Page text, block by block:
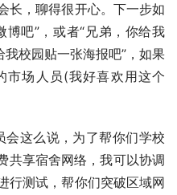
长，聊得很开心。下一步如
吧”，或者“兄弟，你给我
我校园贴一张海报吧”，如果
市场人员(我好喜欢用这个
共享宿舍网络，我可以协调
行测试，帮你们突破区域网